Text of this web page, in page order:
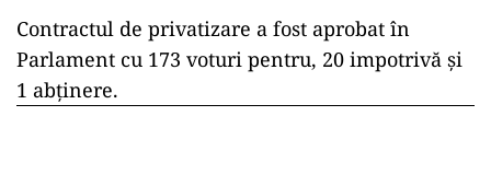
Contractul de privatizare a fost aprobat în
Parlament cu 173 voturi pentru, 20 impotrivă și
1 abținere.